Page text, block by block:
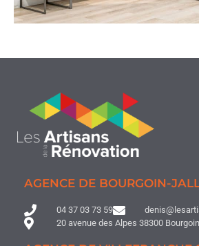
AGENCE DE BOURGOIN-
04 37 03 73 59
20 avenue des Alpes 38300